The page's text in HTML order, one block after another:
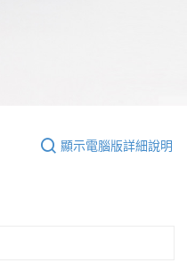
顯示電腦版詳細說明